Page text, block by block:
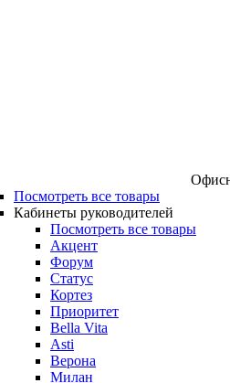
Посмотреть все товары
Кабинеты руководителей
Посмотреть все товары
Акцент
Форум
Статус
Кортез
Приоритет
Bella Vita
Asti
Верона
Милан